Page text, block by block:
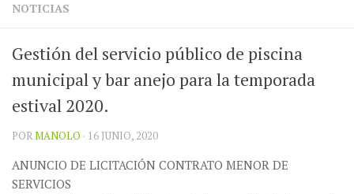
NOTICIAS
Gestión del servicio público de piscina
municipal y bar anejo para la temporada
estival 2020.
PORMANOLO · 16 JUNIO, 2020
ANUNCIO DE LICITACIÓN CONTRATO MENOR DE
SERVICIOS